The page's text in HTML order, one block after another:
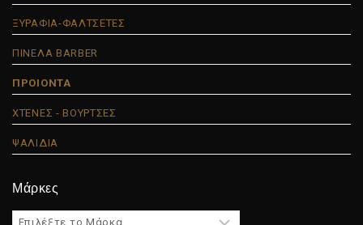
ΞΥΡΑΦΙΑ-ΦΑΛΤΣΕΤΕΣ
ΠΙΝΕΛΑ BARBER
ΠΡΟΙΟΝΤΑ
ΧΤΕΝΕΣ - ΒΟΥΡΤΣΕΣ
ΨΑΛΙΔΙΑ
Μάρκες